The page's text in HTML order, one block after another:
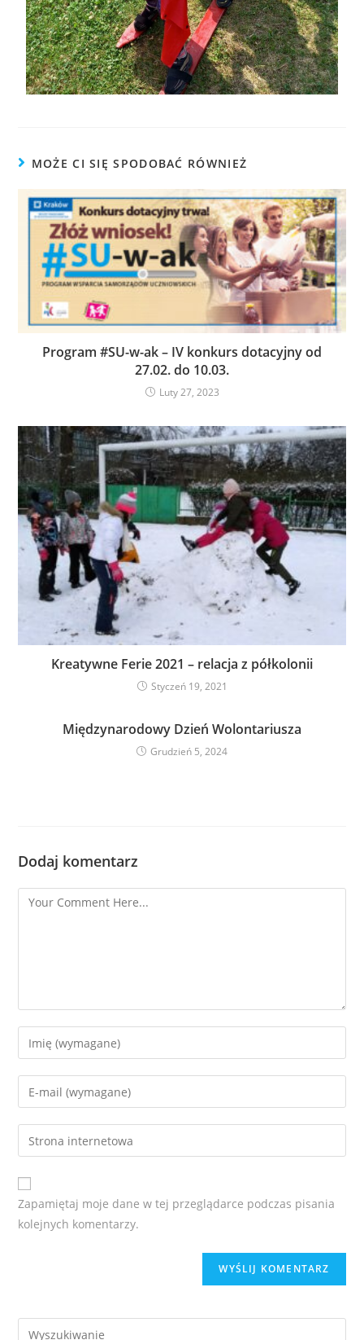
MOŻE CI SIĘ SPODOBAĆ RÓWNIEŻ
Program #SU-w-ak – IV konkurs dotacyjny od
27.02. do 10.03.
Luty 27, 2023
Kreatywne Ferie 2021 – relacja z półkolonii
Styczeń 19, 2021
Międzynarodowy Dzień Wolontariusza
Grudzień 5, 2024
Dodaj komentarz
Zapamiętaj moje dane w tej przeglądarce podczas pisania
kolejnych komentarzy.